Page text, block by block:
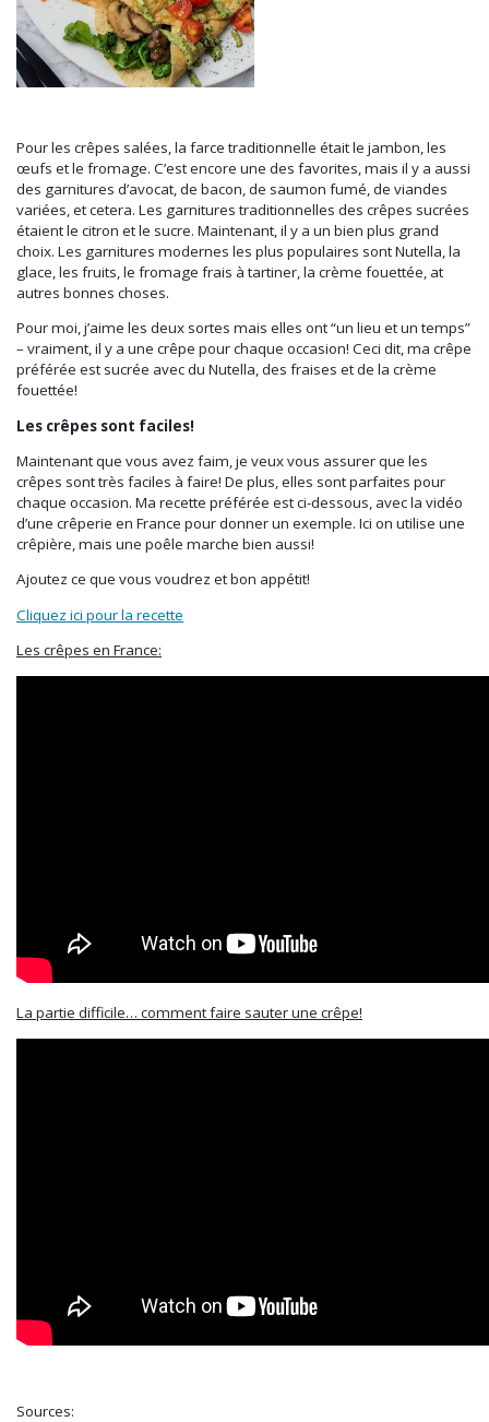
Pour les crêpes salées, la farce traditionnelle était le jambon, les
œufs et le fromage. C’est encore une des favorites, mais il y a aussi
des garnitures d’avocat, de bacon, de saumon fumé, de viandes
variées, et cetera. Les garnitures traditionnelles des crêpes sucrées
étaient le citron et le sucre. Maintenant, il y a un bien plus grand
choix. Les garnitures modernes les plus populaires sont Nutella, la
glace, les fruits, le fromage frais à tartiner, la crème fouettée, at
autres bonnes choses.
Pour moi, j’aime les deux sortes mais elles ont “un lieu et un temps”
– vraiment, il y a une crêpe pour chaque occasion! Ceci dit, ma crêpe
préférée est sucrée avec du Nutella, des fraises et de la crème
fouettée!
Les crêpes sont faciles!
Maintenant que vous avez faim, je veux vous assurer que les
crêpes sont très faciles à faire! De plus, elles sont parfaites pour
chaque occasion. Ma recette préférée est ci-dessous, avec la vidéo
d’une crêperie en France pour donner un exemple. Ici on utilise une
crêpière, mais une poêle marche bien aussi!
Ajoutez ce que vous voudrez et bon appétit!
Cliquez ici pour la recette
Les crêpes en France:
La partie difficile… comment faire sauter une crêpe!
Sources: